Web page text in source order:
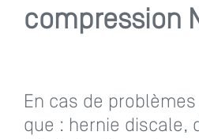
compression
En cas de
que : hernie discale,